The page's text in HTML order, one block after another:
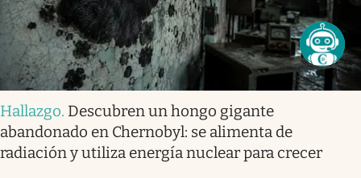
Hallazgo. Descubren un hongo gigante
abandonado en Chernobyl: se alimenta de
radiación y utiliza energía nuclear para crecer